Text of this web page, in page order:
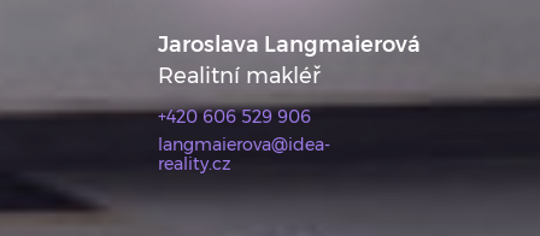
Jaroslava Langmaierová
Realitní makléř
+420 606 529 906
langmaierova@idea-
reality.cz